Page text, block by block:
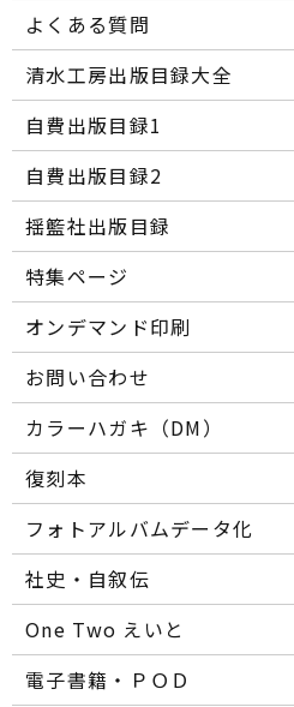
よくある質問
清水工房出版目録大全
自費出版目録1
自費出版目録2
揺籃社出版目録
特集ページ
オンデマンド印刷
お問い合わせ
カラーハガキ（DM）
復刻本
フォトアルバムデータ化
社史・自叙伝
One Two えいと
電子書籍・ＰＯＤ